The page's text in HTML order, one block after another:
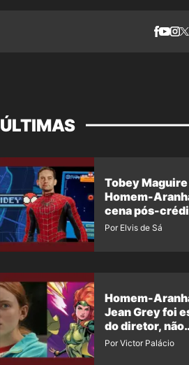
ÚLTIMAS
Tobey Maguire
Homem-
cena pós-
Um Novo Dia?
Por Elvis de Sá
Homem-
Jean Grey foi
do diretor, não
imposição da
Por Victor Palácio